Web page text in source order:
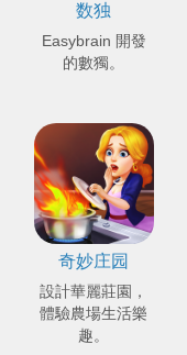
数独
Easybrain 開發
的數獨。
奇妙庄园
設計華麗莊園，
體驗農場生活樂
趣。